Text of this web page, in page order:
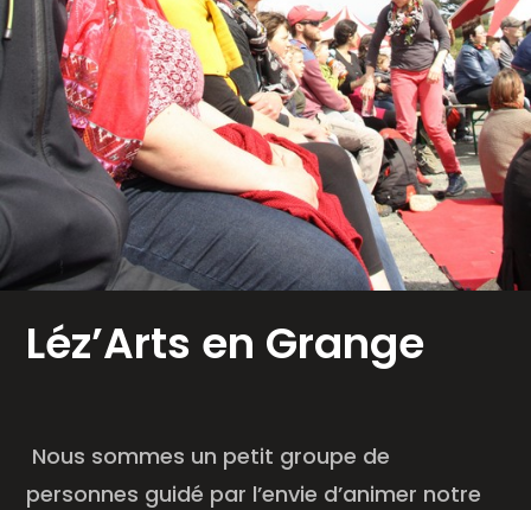
Léz’Arts en Grange
Nous sommes un petit groupe de
personnes guidé par l’envie d’animer notre